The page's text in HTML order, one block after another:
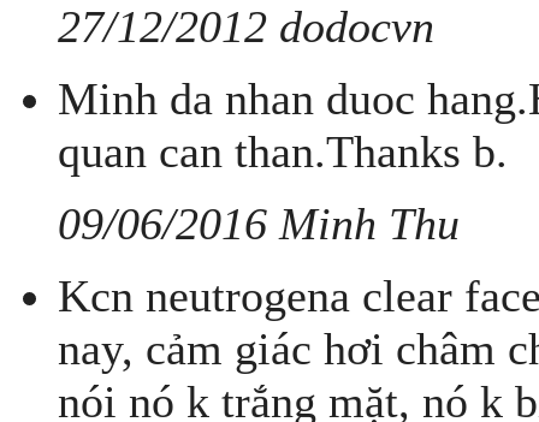
27/12/2012 dodocvn
Minh da nhan duoc
quan can than.Thanks b.
09/06/2016 Minh Thu
Kcn neutrogena clear
nay, cảm giác hơi châm
nói nó k trắng mặt, nó k